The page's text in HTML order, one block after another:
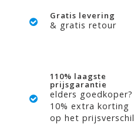
Gratis levering
& gratis retour
110% laagste
prijsgarantie
elders goedkoper?
10% extra korting
op het prijsverschil